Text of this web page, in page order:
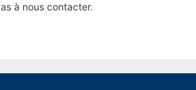
à nous contacter.